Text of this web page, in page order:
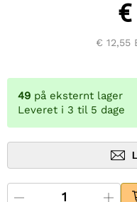
€ 12,55
49 på eksternt lager
Leveret i 3 til 5 dage